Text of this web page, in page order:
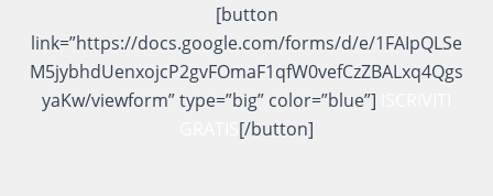
[button
link=”https://docs.google.com/forms/d/e/1FAIpQLSe
M5jybhdUenxojcP2gvFOmaF1qfW0vefCzZBALxq4Qgs
yaKw/viewform” type=”big” color=”blue”]
[/button]